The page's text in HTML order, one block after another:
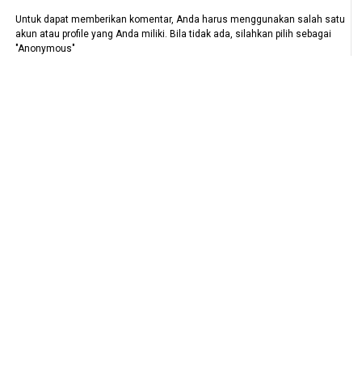
Untuk dapat memberikan komentar, Anda harus menggunakan salah satu
akun atau profile yang Anda miliki. Bila tidak ada, silahkan pilih sebagai
"Anonymous"